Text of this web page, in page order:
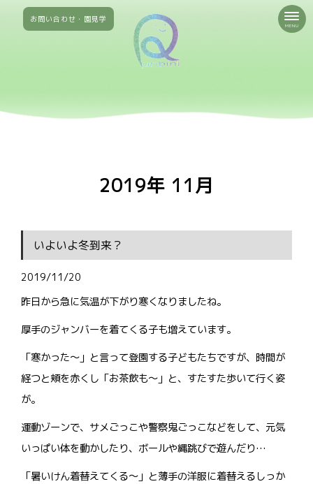
お問い合わせ・園見学
MENU
2019年 11月
いよいよ冬到来？
2019/11/20
昨日から急に気温が下がり寒くなりましたね。
厚手のジャンバーを着てくる子も増えています。
「寒かった～」と言って登園する子どもたちですが、時間が
経つと頬を赤くし「お茶飲も～」と、すたすた歩いて行く姿
が。
運動ゾーンで、サメごっこや警察鬼ごっこなどをして、元気
いっぱい体を動かしたり、ボールや縄跳びで遊んだり…
「暑いけん着替えてくる～」と薄手の洋服に着替えるしっか